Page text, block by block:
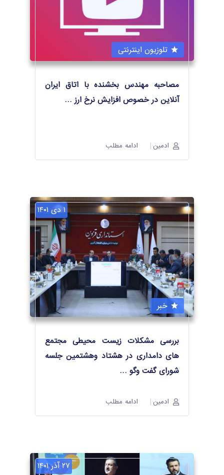
تلوزیون اینترنتی
مصاحبه مهندس بخشنده با اتاق ایران
آنلاین در خصوص افزایش نرخ ارز …
ادمین ادامه مطلب
۱ دی ۱۴۰۱
خبر
بررسی مشکلات زیست محیطی مجتمع
های دامداری در هشتاد وهشتمین جلسه
شورای گفت وگو …
ادمین ادامه مطلب
۲۷ آذر ۱۴۰۱